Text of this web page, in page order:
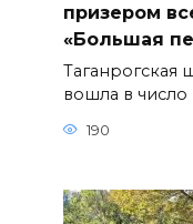
призером
«Большая
Таганрогская
вошла в
190